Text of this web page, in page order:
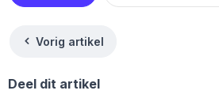
Vorig artikel
Deel dit artikel